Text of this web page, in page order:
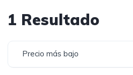
1 Resultado
Precio más bajo